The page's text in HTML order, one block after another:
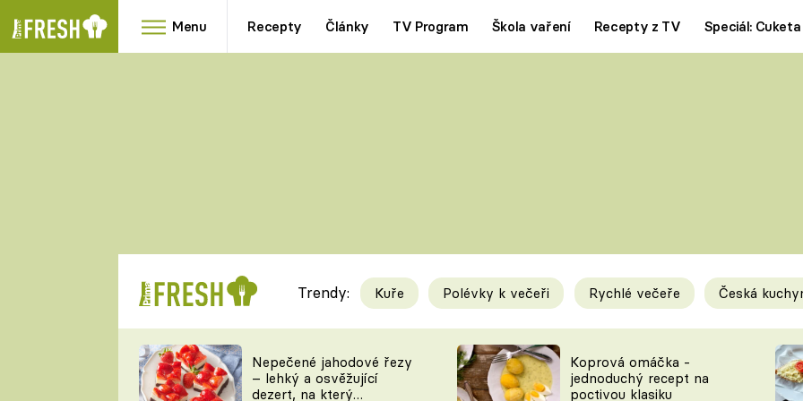
Menu Recepty Články TV Program Škola vaření Recepty z TV Speciál: Cuketa
RYCHLOVKY
Videorecepty
TEĎ VAŘÍ ŠÉF!
Tipy a triky
KAM ZA JÍDLEM
Trendy: Kuře Polévky k večeři Rychlé večeře Česká
Nepečené jahodové řezy
– lehký a osvěžující
dezert, na který
Koprová omáčka -
jednoduchý recept na
poctivou klasiku